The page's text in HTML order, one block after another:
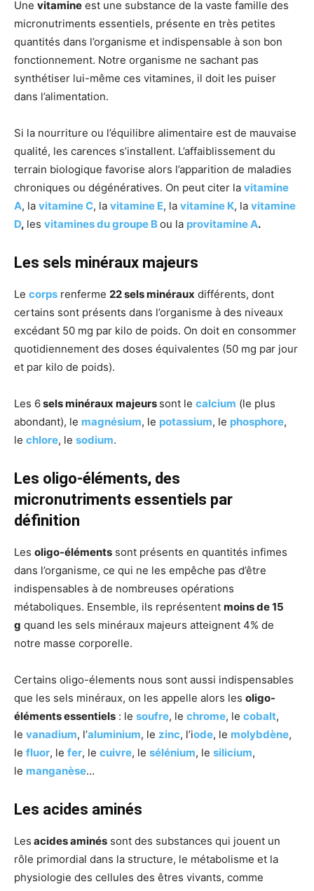
Une vitamine est une substance de la vaste famille des
micronutriments essentiels, présente en très petites
quantités dans l’organisme et indispensable à son bon
fonctionnement. Notre organisme ne sachant pas
synthétiser lui-même ces vitamines, il doit les puiser
dans l’alimentation.
Si la nourriture ou l’équilibre alimentaire est de mauvaise
qualité, les carences s’installent. L’affaiblissement du
terrain biologique favorise alors l’apparition de maladies
chroniques ou dégénératives. On peut citer la vitamine
A, la vitamine C, la vitamine E, la vitamine K, la vitamine
D, les vitamines du groupe Bou la provitamine A.
Les sels minéraux majeurs
Le corps renferme 22 sels minéraux différents, dont
certains sont présents dans l’organisme à des niveaux
excédant 50 mg par kilo de poids. On doit en consommer
quotidiennement des doses équivalentes (50 mg par jour
et par kilo de poids).
Les 6sels minéraux majeurs sont le calcium (le plus
abondant), le magnésium, le potassium, le phosphore,
le chlore, le sodium.
Les oligo-éléments, des
micronutriments essentiels par
définition
Les oligo-éléments sont présents en quantités infimes
dans l’organisme, ce qui ne les empêche pas d’être
indispensables à de nombreuses opérations
métaboliques. Ensemble, ils représentent moins de 15
g quand les sels minéraux majeurs atteignent 4% de
notre masse corporelle.
Certains oligo-élements nous sont aussi indispensables
que les sels minéraux, on les appelle alors les oligo-
éléments essentiels : le soufre, le chrome, le cobalt,
le vanadium, l’aluminium, le zinc, l’iode, le molybdène,
le fluor, le fer, le cuivre, le sélénium, le silicium,
le manganèse…
Les acides aminés
Les acides aminés sont des substances qui jouent un
rôle primordial dans la structure, le métabolisme et la
physiologie des cellules des êtres vivants, comme